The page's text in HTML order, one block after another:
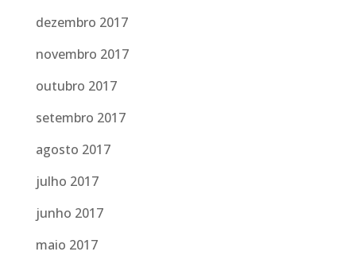
dezembro 2017
novembro 2017
outubro 2017
setembro 2017
agosto 2017
julho 2017
junho 2017
maio 2017